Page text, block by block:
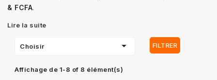
& FCFA.
Lire la suite
Choisir  FILTRER
Affichage de 1-8 of 8 élément(s)